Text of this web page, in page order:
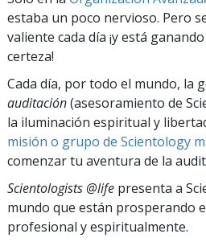
estaba un poco nervioso. Pero
valiente cada día ¡y está
certeza!
Cada día, por todo el mundo, la
auditación(asesoramiento de
la iluminación espiritual y
misión o grupo de Scientology
comenzar tu aventura de la
Scientologists @life presenta a
mundo que están prosperando
profesional y espiritualmente.